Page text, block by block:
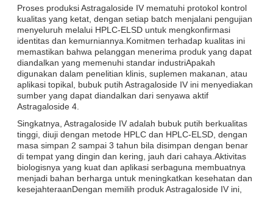
Proses produksi Astragaloside IV mematuhi protokol kontrol
kualitas yang ketat, dengan setiap batch menjalani pengujian
menyeluruh melalui HPLC-ELSD untuk mengkonfirmasi
identitas dan kemurniannya.Komitmen terhadap kualitas ini
memastikan bahwa pelanggan menerima produk yang dapat
diandalkan yang memenuhi standar industriApakah
digunakan dalam penelitian klinis, suplemen makanan, atau
aplikasi topikal, bubuk putih Astragaloside IV ini menyediakan
sumber yang dapat diandalkan dari senyawa aktif
Astragaloside 4.
Singkatnya, Astragaloside IV adalah bubuk putih berkualitas
tinggi, diuji dengan metode HPLC dan HPLC-ELSD, dengan
masa simpan 2 sampai 3 tahun bila disimpan dengan benar
di tempat yang dingin dan kering, jauh dari cahaya.Aktivitas
biologisnya yang kuat dan aplikasi serbaguna membuatnya
menjadi bahan berharga untuk meningkatkan kesehatan dan
kesejahteraanDengan memilih produk Astragaloside IV ini,